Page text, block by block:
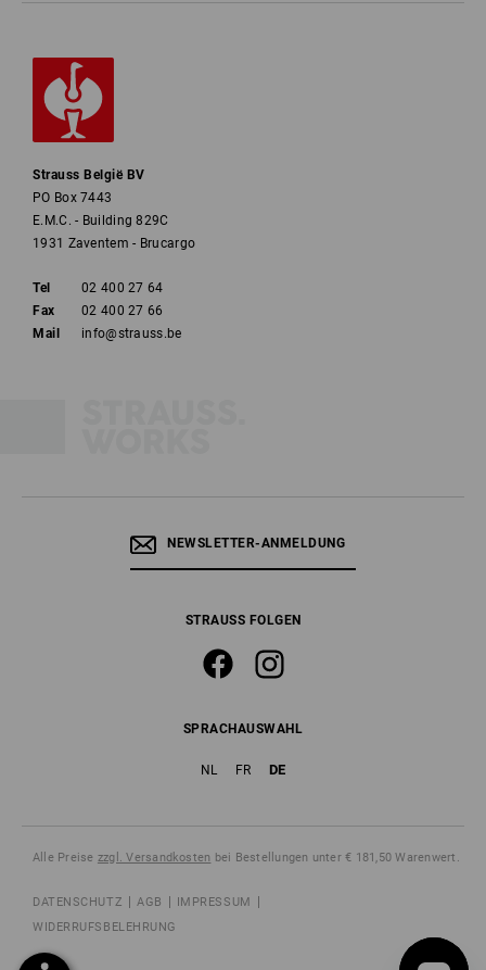
Strauss België BV
PO Box 7443
E.M.C. - Building 829C
1931 Zaventem - Brucargo
Tel
02 400 27 64
Fax
02 400 27 66
Mail
info@strauss.be
NEWSLETTER-ANMELDUNG
STRAUSS FOLGEN
SPRACHAUSWAHL
NL FR DE
Alle Preise zzgl. Versandkosten bei Bestellungen unter € 181,50 Warenwert.
DATENSCHUTZ AGB
IMPRESSUM
WIDERRUFSBELEHRUNG